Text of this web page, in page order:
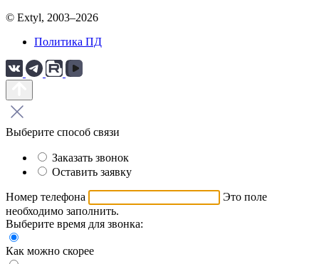
© Extyl, 2003–2026
Политика ПД
Выберите способ связи
Заказать звонок
Оставить заявку
Номер телефона
Это поле
необходимо заполнить.
Выберите время для звонка:
Как можно скорее